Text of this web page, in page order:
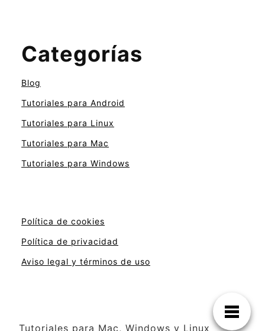
Categorías
Blog
Tutoriales para Android
Tutoriales para Linux
Tutoriales para Mac
Tutoriales para Windows
Política de cookies
Política de privacidad
Aviso legal y términos de uso
Tutoriales para Mac, Windows y Linux